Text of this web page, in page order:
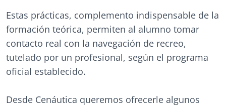
Estas prácticas, complemento indispensable de la
formación teórica, permiten al alumno tomar
contacto real con la navegación de recreo,
tutelado por un profesional, según el programa
oficial establecido.
Desde Cenáutica queremos ofrecerle algunos